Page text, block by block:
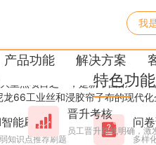
我
能刷题
知识点推荐刷题
特色功能
问
多样
产品功能
晋升考核
员工晋升路线明确，激
解决方案
上培训载体
点项目之一，是新中国第一
工业丝和浸胶帘子布的现代